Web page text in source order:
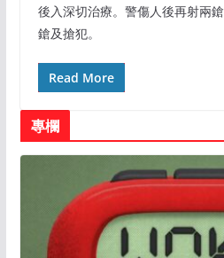
後入深切治療。警傷人後再射兩
鎗及搶犯。
Read More
專欄